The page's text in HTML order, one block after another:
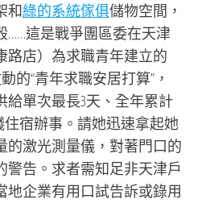
和綠的系統傢俱儲物空間，
……這是戰爭團區委在天津
路店）為求職青年建立的
的“青年求職安居打算”，
給單次最長3天、全年累計
住宿辦事。請她迅速拿起她
的激光測量儀，對著門口的
警告。求者需知足非天津戶
地企業有用口試告訴或錄用